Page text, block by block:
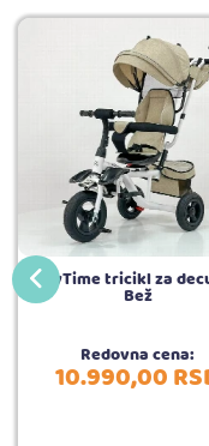
PlayTime tricikl za
Bež
Redovna cena:
10.990,00